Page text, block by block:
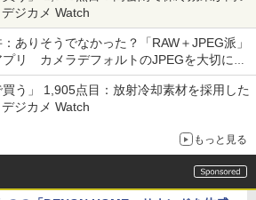
ジカメ Watch
ありそうでなかった？「RAW＋JPEG派」
リ カメラデフォルトのJPEGを大切にす
う」 1,905点目：放射冷却素材を採用した
ジカメ Watch
もっと見る